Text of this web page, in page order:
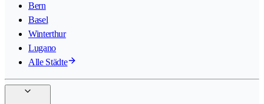
Bern
Basel
Winterthur
Lugano
Alle Städte